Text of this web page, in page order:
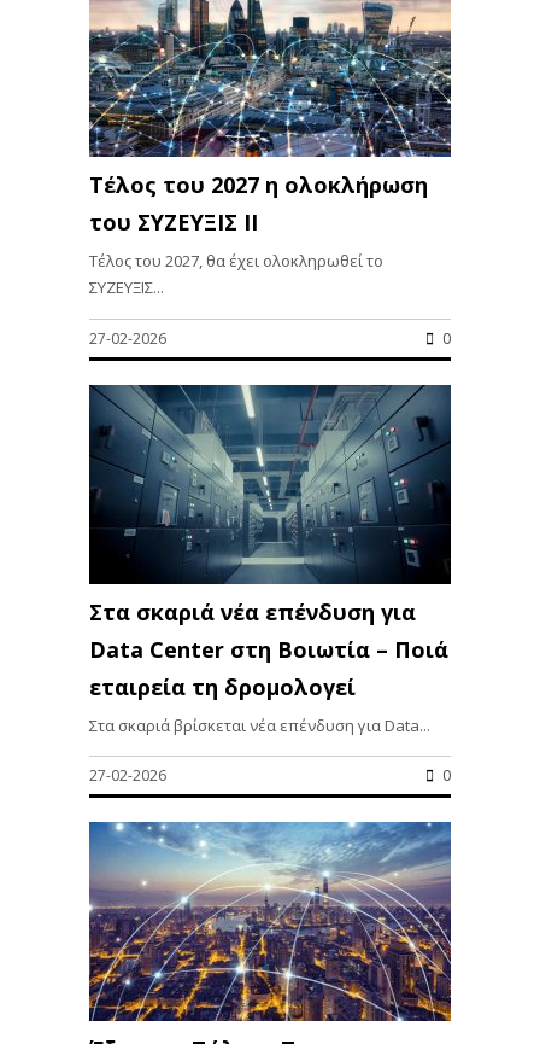
Τέλος του 2027 η ολοκλήρωση
του ΣΥΖΕΥΞΙΣ ΙΙ
Τέλος του 2027, θα έχει ολοκληρωθεί το
ΣΥΖΕΥΞΙΣ...
27-02-2026 0
Στα σκαριά νέα επένδυση για
Data Center στη Βοιωτία – Ποιά
εταιρεία τη δρομολογεί
Στα σκαριά βρίσκεται νέα επένδυση για Data...
27-02-2026 0